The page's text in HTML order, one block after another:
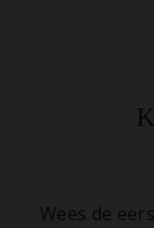
Wees de